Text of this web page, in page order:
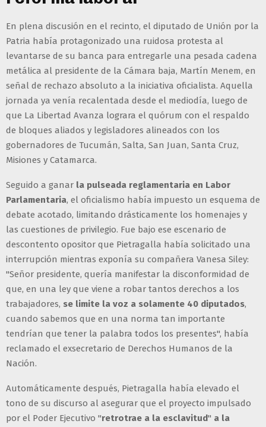
En plena discusión en el recinto, el diputado de Unión por la
Patria había protagonizado una ruidosa protesta al
levantarse de su banca para entregarle una pesada cadena
metálica al presidente de la Cámara baja, Martín Menem, en
señal de rechazo absoluto a la iniciativa oficialista. Aquella
jornada ya venía recalentada desde el mediodía, luego de
que La Libertad Avanza lograra el quórum con el respaldo
de bloques aliados y legisladores alineados con los
gobernadores de Tucumán, Salta, San Juan, Santa Cruz,
Misiones y Catamarca.
Seguido a ganar la pulseada reglamentaria en Labor
Parlamentaria, el oficialismo había impuesto un esquema de
debate acotado, limitando drásticamente los homenajes y
las cuestiones de privilegio. Fue bajo ese escenario de
descontento opositor que Pietragalla había solicitado una
interrupción mientras exponía su compañera Vanesa Siley:
"Señor presidente, quería manifestar la disconformidad de
que, en una ley que viene a robar tantos derechos a los
trabajadores, se limite la voz a solamente 40 diputados,
cuando sabemos que en una norma tan importante
tendrían que tener la palabra todos los presentes", había
reclamado el exsecretario de Derechos Humanos de la
Nación.
Automáticamente después, Pietragalla había elevado el
tono de su discurso al asegurar que el proyecto impulsado
por el Poder Ejecutivo "retrotrae a la esclavitud" a la